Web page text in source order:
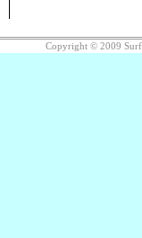
Copyright © 2009